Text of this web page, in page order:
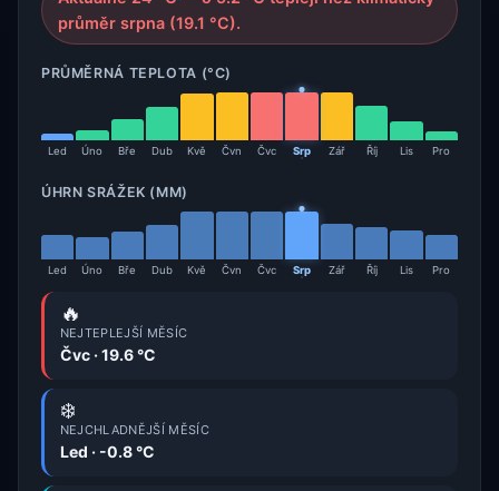
průměr srpna (19.1 °C).
PRŮMĚRNÁ TEPLOTA (°C)
Led Úno Bře Dub Kvě Čvn Čvc Srp Zář Říj Lis Pro
ÚHRN SRÁŽEK (MM)
Led Úno Bře Dub Kvě Čvn Čvc Srp Zář Říj Lis Pro
🔥
NEJTEPLEJŠÍ MĚSÍC
Čvc · 19.6 °C
❄️
NEJCHLADNĚJŠÍ MĚSÍC
Led · -0.8 °C